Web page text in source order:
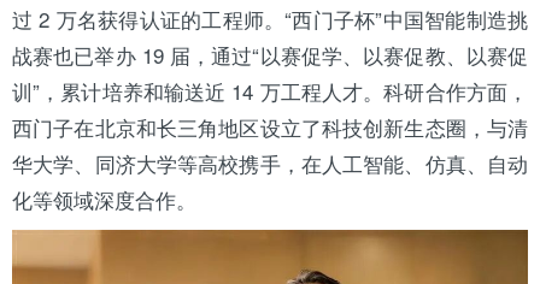
过 2 万名获得认证的工程师。“西门子杯”中国智能制造挑
战赛也已举办 19 届，通过“以赛促学、以赛促教、以赛促
训”，累计培养和输送近 14 万工程人才。科研合作方面，
西门子在北京和长三角地区设立了科技创新生态圈，与清
华大学、同济大学等高校携手，在人工智能、仿真、自动
化等领域深度合作。